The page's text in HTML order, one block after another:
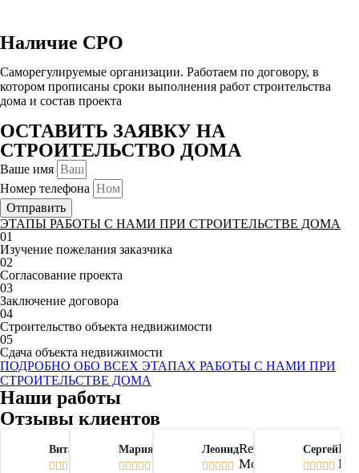
Наличие СРО
Саморегулируемые организации. Работаем по договору, в
котором прописаны сроки выполнения работ строительства
дома и состав проекта
ОСТАВИТЬ ЗАЯВКУ НА
СТРОИТЕЛЬСТВО ДОМА
Ваше имя
Номер телефона
Отправить
ЭТАПЫ РАБОТЫ С НАМИ ПРИ СТРОИТЕЛЬСТВЕ ДОМА
01
Изучение пожелания заказчика
02
Согласование проекта
03
Заключение договора
04
Строительство объекта недвижимости
05
Сдача объекта недвижимости
ПОДРОБНО ОБО ВСЕХ ЭТАПАХ РАБОТЫ С НАМИ ПРИ
СТРОИТЕЛЬСТВЕ ДОМА
Наши работы
Отзывы клиентов
Виталий
  
Read
More
Мария
    
Леонид
    
Read
More
Сергей
    